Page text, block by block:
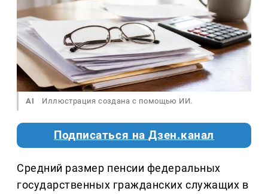
AI Иллюстрация создана с помощью ИИ.
Подписаться на Дзен.канал
Средний размер пенсии федеральных
государственных гражданских служащих в